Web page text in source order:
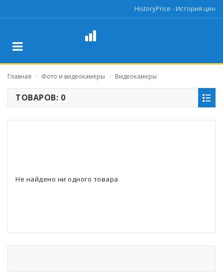
HistoryPrice - История цен
Главная / Фото и видеокамеры / Видеокамеры
ТОВАРОВ: 0
Не найдено ни одного товара